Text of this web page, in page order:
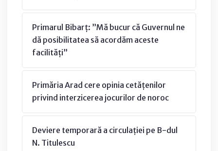
Primarul Bibarț: ”Mă bucur că Guvernul ne
dă posibilitatea să acordăm aceste
facilități”
Primăria Arad cere opinia cetățenilor
privind interzicerea jocurilor de noroc
Deviere temporară a circulației pe B-dul
N. Titulescu